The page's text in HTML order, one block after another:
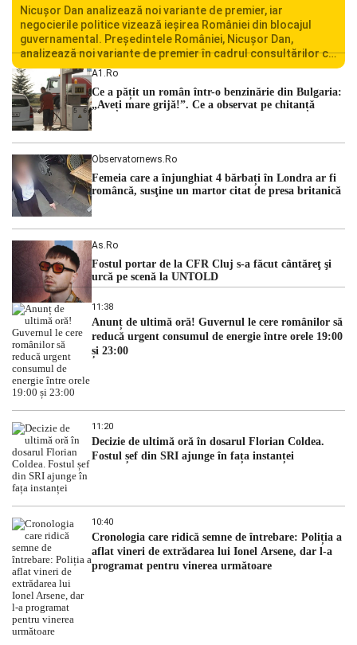
Nicușor Dan analizează noi variante de premier, iar
negocierile politice vizează ieșirea României din blocajul
guvernamental. Președintele României, Nicușor Dan,
analizează noi variante de premier în cadrul consultărilor cu
liderii politici. Ciprian Ciucu vorbește despre scenariul unui
guvern tehnocrat și despre posibilitatea a două cabinete
succesive. Nicușor Dan analizează noi variante de premier
România traversează […]
A1.ro
Ce a pățit un român într-o benzinărie din Bulgaria:
„Aveți mare grijă!”. Ce a observat pe chitanță
Observatornews.ro
Femeia care a înjunghiat 4 bărbați în Londra ar fi
româncă, susţine un martor citat de presa britanică
As.ro
Fostul portar de la CFR Cluj s-a făcut cântăreţ şi
urcă pe scenă la UNTOLD
11:38
Anunț de ultimă oră! Guvernul le cere românilor să
reducă urgent consumul de energie între orele 19:00
și 23:00
11:20
Decizie de ultimă oră în dosarul Florian Coldea.
Fostul șef din SRI ajunge în fața instanței
10:40
Cronologia care ridică semne de întrebare: Poliția a
aflat vineri de extrădarea lui Ionel Arsene, dar l-a
programat pentru vinerea următoare